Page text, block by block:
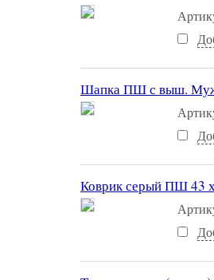
Шапка ПШ с выш.
Коврик серый ПШ 43